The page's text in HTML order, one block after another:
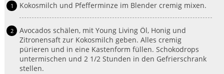
Kokosmilch und Pfefferminze im Blender cremig mixen.
Avocados schälen, mit Young Living Öl, Honig und
Zitronensaft zur Kokosmilch geben. Alles cremig
pürieren und in eine Kastenform füllen. Schokodrops
untermischen und 2 1/2 Stunden in den Gefrierschrank
stellen.